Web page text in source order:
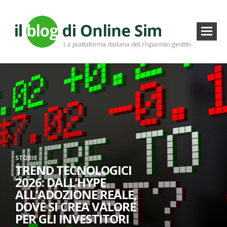
STORIE
TREND TECNOLOGICI
2026: DALL’HYPE
ALL’ADOZIONE REALE,
DOVE SI CREA VALORE
PER GLI INVESTITORI